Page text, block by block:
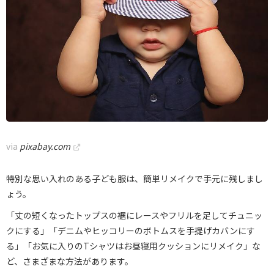
via pixabay.com
特別な思い入れのある子ども服は、簡単リメイクで手元に残しまし
ょう。
「丈の短くなったトップスの裾にレースやフリルを足してチュニッ
クにする」「デニムやヒッコリーのボトムスを手提げカバンにす
る」「お気に入りのTシャツはお昼寝用クッションにリメイク」な
ど、さまざまな方法があります。